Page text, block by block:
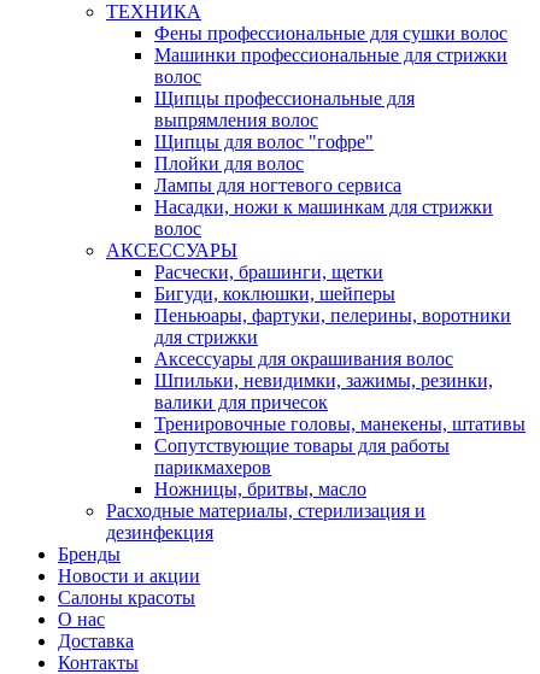
ТЕХНИКА
Фены профессиональные для сушки волос
Машинки профессиональные для стрижки
волос
Щипцы профессиональные для
выпрямления волос
Щипцы для волос "гофре"
Плойки для волос
Лампы для ногтевого сервиса
Насадки, ножи к машинкам для стрижки
волос
АКСЕССУАРЫ
Расчески, брашинги, щетки
Бигуди, коклюшки, шейперы
Пеньюары, фартуки, пелерины, воротники
для стрижки
Аксессуары для окрашивания волос
Шпильки, невидимки, зажимы, резинки,
валики для причесок
Тренировочные головы, манекены, штативы
Сопутствующие товары для работы
парикмахеров
Ножницы, бритвы, масло
Расходные материалы, стерилизация и
дезинфекция
Бренды
Новости и акции
Салоны красоты
О нас
Доставка
Контакты